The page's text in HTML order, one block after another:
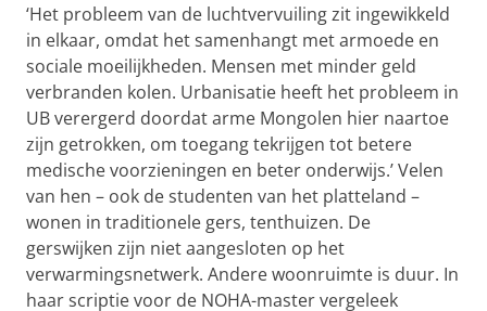
‘Het probleem van de luchtvervuiling zit ingewikkeld
in elkaar, omdat het samenhangt met armoede en
sociale moeilijkheden. Mensen met minder geld
verbranden kolen. Urbanisatie heeft het probleem in
UB verergerd doordat arme Mongolen hier naartoe
zijn getrokken, om toegang tekrijgen tot betere
medische voorzieningen en beter onderwijs.’ Velen
van hen – ook de studenten van het platteland –
wonen in traditionele gers, tenthuizen. De
gerswijken zijn niet aangesloten op het
verwarmingsnetwerk. Andere woonruimte is duur. In
haar scriptie voor de NOHA-master vergeleek